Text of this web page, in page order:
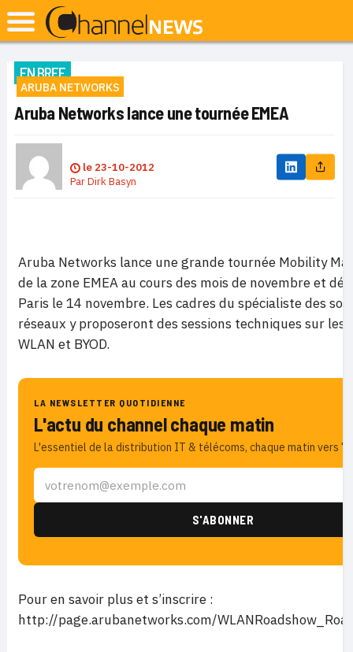
EN BREF
ARUBA NETWORKS
Aruba Networks lance une tournée EMEA
le 23-10-2012
ParDirk Basyn
Aruba Networks lance une grande tournée Mobility
de la zone EMEA au cours des mois de novembre et
Paris le 14 novembre. Les cadres du spécialiste des
réseaux y proposeront des sessions techniques sur les
WLAN et BYOD.
LA NEWSLETTER QUOTIDIENNE
L'actu du channel chaque matin
L'essentiel de la distribution IT & télécoms, chaque matin vers
Pour en savoir plus et s’inscrire :
http://page.arubanetworks.com/